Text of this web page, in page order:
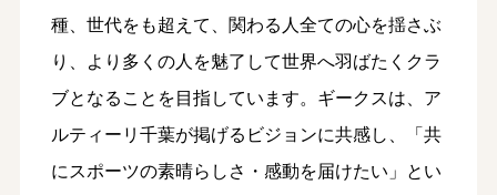
種、世代をも超えて、関わる人全ての心を揺さぶ
り、より多くの人を魅了して世界へ羽ばたくクラ
ブとなることを目指しています。ギークスは、ア
ルティーリ千葉が掲げるビジョンに共感し、「共
にスポーツの素晴らしさ・感動を届けたい」とい